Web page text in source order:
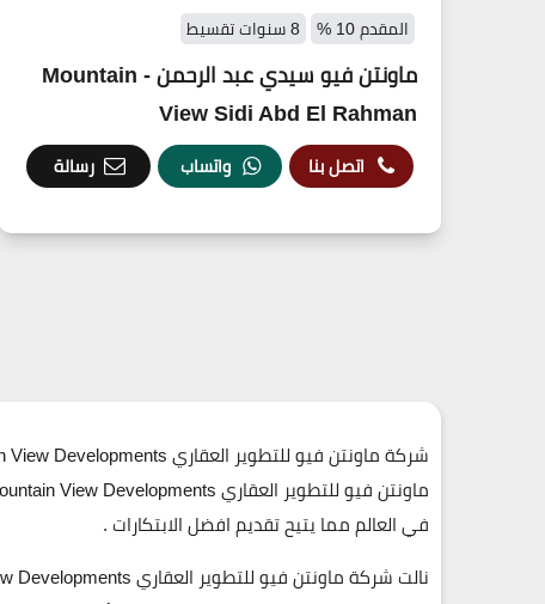
المقدم 10 % 8 سنوات تقسيط
ماونتن فيو سيدي عبد الرحمن - Mountain
View Sidi Abd El Rahman
اتصل بنا واتساب رسالة
في العالم مما يتيح تقديم افضل الابتكارات .